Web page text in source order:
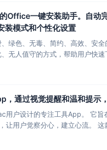
Office一键安装助手。自动
装模式和个性化设置
绿色、无毒、简约、高效、安
，通过视觉提醒和温和提示
App。 它旨在帮助用户提升专注力，通过屏
立心流。 这款App的理念是基于我们的大脑